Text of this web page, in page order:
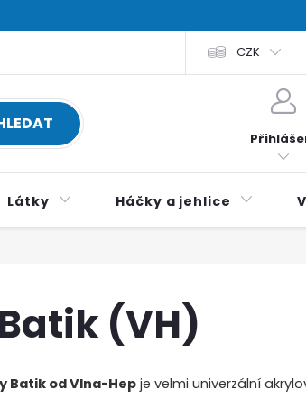
Všeobecné obchodní podmínky Zásady
CZK
Látky Háčky a jehlice
(VH)
Batik od Vlna-Hepje velmi univerzální